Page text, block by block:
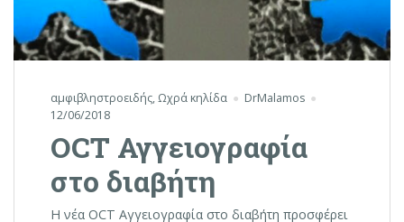
αμφιβληστροειδής,Ωχρά κηλίδα
DrMalamos
12/06/2018
OCT Αγγειογραφία
στο διαβήτη
Η νέα OCT Αγγειογραφία στο διαβήτη προσφέρει